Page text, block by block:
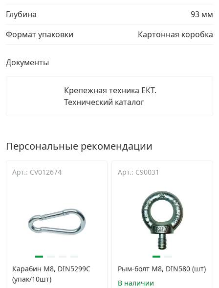
Скобяные изделия и мебельная фурнитура
Глубина
93 мм
Формат упаковки
Картонная коробка
Документы
Крепежная техника ЕКТ.
Технический каталог
Персональные рекомендации
Арт.: CV012674
Карабин М8, DIN5299C
(упак/10шт)
Арт.: C90031
Рым-болт М8, DIN580 (шт)
В наличии